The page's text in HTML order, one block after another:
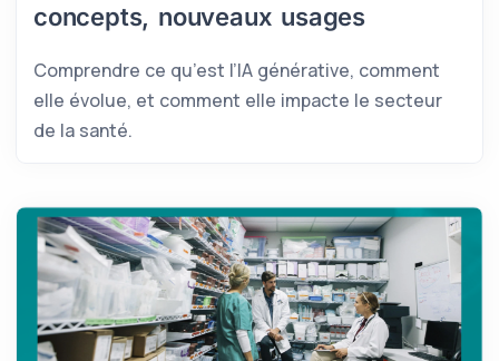
concepts, nouveaux usages
Comprendre ce qu’est l’IA générative, comment
elle évolue, et comment elle impacte le secteur
de la santé.